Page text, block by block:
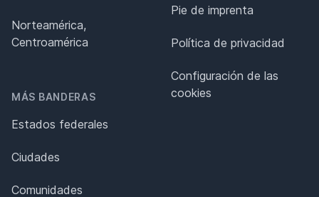
Norteamérica,
Centroamérica
MÁS BANDERAS
Estados federales
Ciudades
Comunidades
Pie de imprenta
Política de privacidad
Configuración de las
cookies